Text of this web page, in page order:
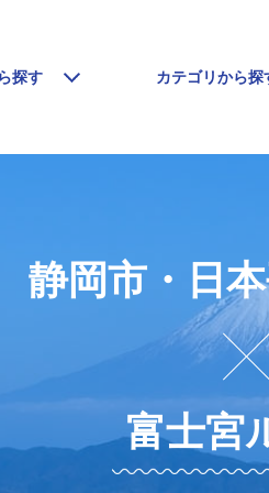
探す カテゴリから探
静岡市・日
富士宮